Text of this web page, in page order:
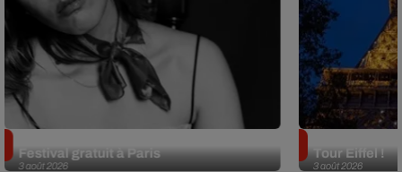
3 août 2026
Festival gratuit à Paris
3 août 2026
Tour Eiffel !